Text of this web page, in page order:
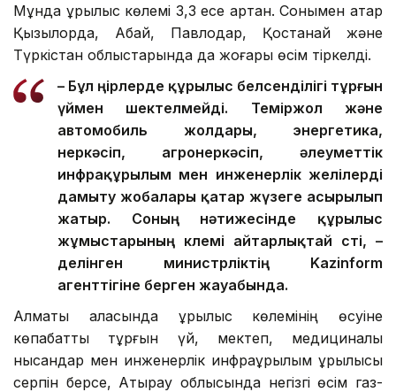
Мұнда құрылыс көлемі 3,3 есе артқан. Сонымен қатар
Қызылорда, Абай, Павлодар, Қостанай және
Түркістан облыстарында да жоғары өсім тіркелді.
– Бұл өңірлерде құрылыс белсенділігі тұрғын
үймен шектелмейді. Теміржол және
автомобиль жолдары, энергетика,
өнеркәсіп, агроөнеркәсіп, әлеуметтік
инфрақұрылым мен инженерлік желілерді
дамыту жобалары қатар жүзеге асырылып
жатыр. Соның нәтижесінде құрылыс
жұмыстарының көлемі айтарлықтай өсті, –
делінген министрліктің Kazinform
агенттігіне берген жауабында.
Алматы қаласында құрылыс көлемінің өсуіне
көпқабатты тұрғын үй, мектеп, медициналық
нысандар мен инженерлік инфрақұрылым құрылысы
серпін берсе, Атырау облысында негізгі өсім газ-